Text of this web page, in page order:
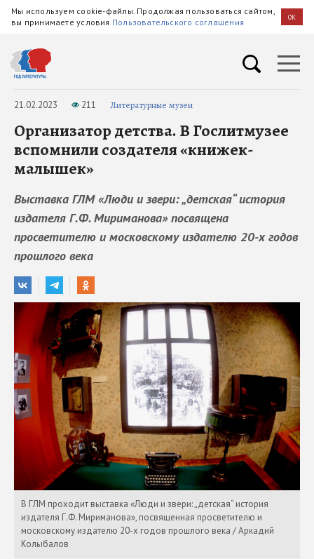
Мы используем cookie-файлы. Продолжая пользоваться сайтом,
вы принимаете условия Пользовательского соглашения OK
21.02.2023 211 Литературные музеи
Организатор детства. В Гослитмузее
вспомнили создателя «книжек-
малышек»
Выставка ГЛМ «Люди и звери: „детская“ история
издателя Г.Ф. Мириманова» посвящена
просветителю и московскому издателю 20-х годов
прошлого века
В ГЛМ проходит выставка «Люди и звери: „детская“ история
издателя Г.Ф. Мириманова», посвященная просветителю и
московскому издателю 20-х годов прошлого века / Аркадий
Колыбалов